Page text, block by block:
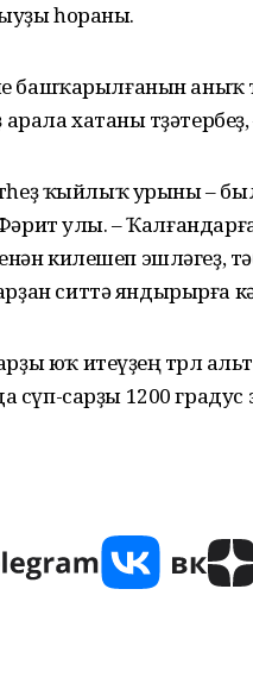
һораны.
башҡарылғанын аныҡ
хатаны
ҡыйлыҡ урыны –
улы. –
килешеп эшләгеҙ,
ситтә яндырырға
юҡ итеүҙең төрлө
сүп-сарҙы 1200